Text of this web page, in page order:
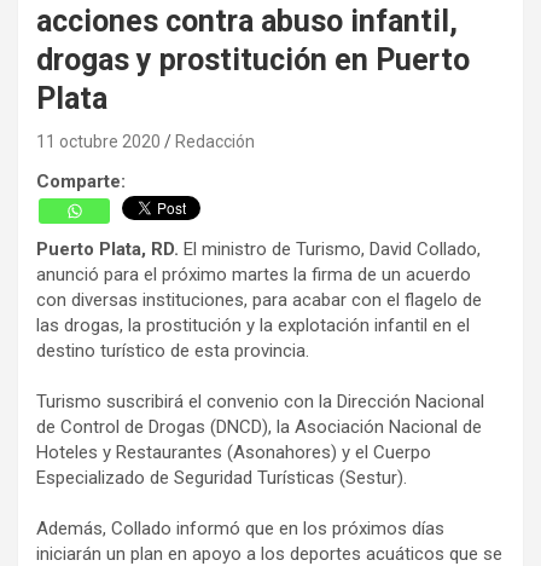
acciones contra abuso infantil,
drogas y prostitución en Puerto
Plata
11 octubre 2020 Redacción
Comparte:
Puerto Plata, RD. El ministro de Turismo, David Collado,
anunció para el próximo martes la firma de un acuerdo
con diversas instituciones, para acabar con el flagelo de
las drogas, la prostitución y la explotación infantil en el
destino turístico de esta provincia.
Turismo suscribirá el convenio con la Dirección Nacional
de Control de Drogas (DNCD), la Asociación Nacional de
Hoteles y Restaurantes (Asonahores) y el Cuerpo
Especializado de Seguridad Turísticas (Sestur).
Además, Collado informó que en los próximos días
iniciarán un plan en apoyo a los deportes acuáticos que se